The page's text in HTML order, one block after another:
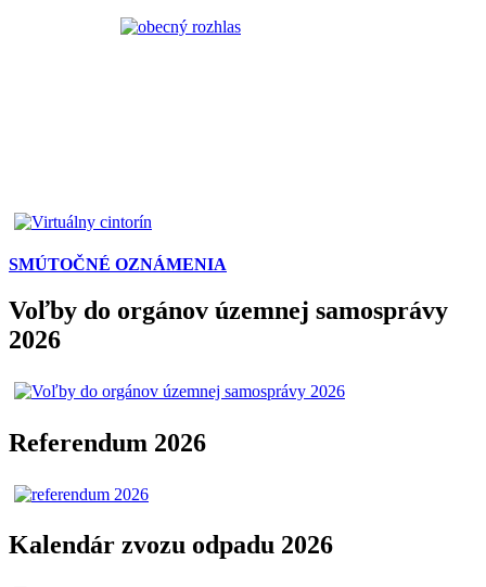
SMÚTOČNÉ OZNÁMENIA
Voľby do orgánov územnej samosprávy
2026
Referendum 2026
Kalendár zvozu odpadu 2026